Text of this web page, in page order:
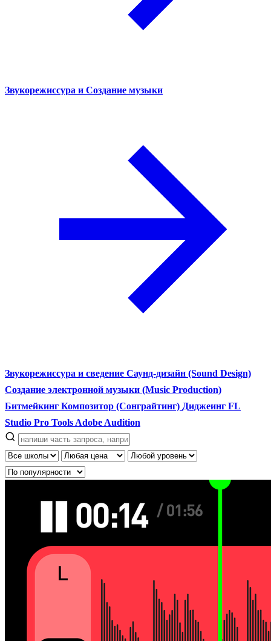
Звукорежиссура и Создание музыки
Звукорежиссура и сведение Саунд-дизайн (Sound Design)
Создание электронной музыки (Music Production)
Битмейкинг Композитор (Сонграйтинг) Диджеинг FL
Studio Pro Tools Adobe Audition